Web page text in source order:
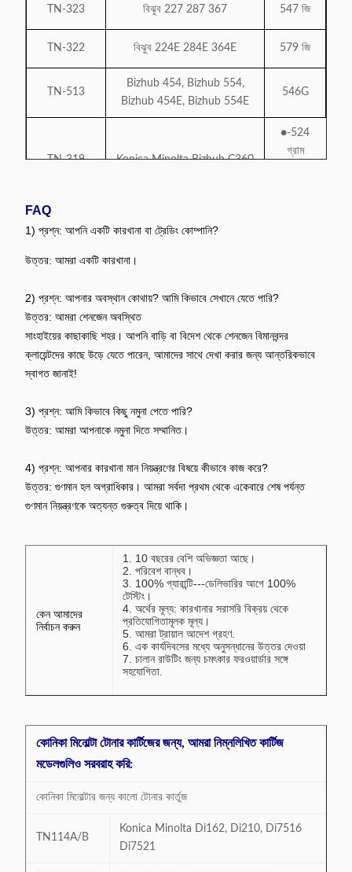
TN-323 বিঝুব 227 287 367 547 জি
TN-322 বিঝুব 224E 284E 364E 579 জি
TN-513
Bizhub 454, Bizhub 554,
Bizhub 454E, Bizhub 554E
546G
TN-319 Konica Minolta Bizhub C360
●-524
গ্রাম
TN711 BH - C654 / C754
●●●-535
গ্রাম
FAQ
1) প্রশ্ন: আপনি একটি কারখানা বা ট্রেডিং কোম্পানি?
উত্তর: আমরা একটি কারখানা।
2) প্রশ্ন: আপনার অবস্থান কোথায়? আমি কিভাবে সেখানে যেতে পারি?
উত্তর: আমরা শেনজেন অবস্থিত
সাংহাইয়ের কাছাকাছি শহর। আপনি বাড়ি বা বিদেশ থেকে শেনজেন বিমানবন্দর
ক্লায়েন্টদের কাছে উড়ে যেতে পারেন, আমাদের সাথে দেখা করার জন্য আন্তরিকভাবে
স্বাগত জানাই!
3) প্রশ্ন: আমি কিভাবে কিছু নমুনা পেতে পারি?
উত্তর: আমরা আপনাকে নমুনা দিতে সম্মানিত।
4) প্রশ্ন: আপনার কারখানা মান নিয়ন্ত্রণের বিষয়ে কীভাবে কাজ করে?
উত্তর: গুণমান হল অগ্রাধিকার। আমরা সর্বদা প্রথম থেকে একেবারে শেষ পর্যন্ত
গুণমান নিয়ন্ত্রণকে অত্যন্ত গুরুত্ব দিয়ে থাকি।
কেন আমাদের
নির্বাচন করুন
1. 10 বছরের বেশি অভিজ্ঞতা আছে।
2. পরিবেশ বান্ধব।
3. 100% গ্যারান্টি---ডেলিভারির আগে 100%
টেস্টিং।
4. অর্থের মূল্য: কারখানার সরাসরি বিক্রয় থেকে
প্রতিযোগিতামূলক মূল্য।
5. আমরা ট্রায়াল আদেশ গ্রহণ.
6. এক কার্যদিবসের মধ্যে অনুসন্ধানের উত্তর দেওয়া
7. চালান রাউটিং জন্য চমৎকার ফরওয়ার্ডার সঙ্গে
সহযোগিতা.
কোনিকা মিনোল্টা টোনার কার্টিজের জন্য, আমরা নিম্নলিখিত কার্টিজ
মডেলগুলিও সরবরাহ করি:
কোনিকা মিনোল্টার জন্য কালো টোনার কার্তুজ
TN114A/B
Konica Minolta Di162, Di210, Di7516
Di7521